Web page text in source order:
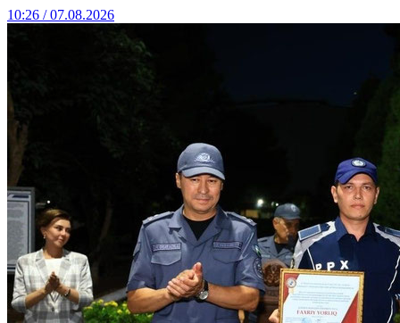
10:26 / 07.08.2026